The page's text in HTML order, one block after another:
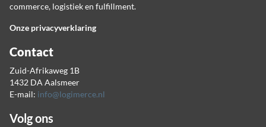
commerce, logistiek en fulfillment.
Onze privacyverklaring
Contact
Zuid-Afrikaweg 1B
1432 DA Aalsmeer
E-mail: info@logimerce.nl
Volg ons